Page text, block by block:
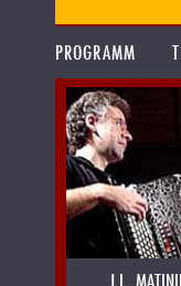
PROGRAMM